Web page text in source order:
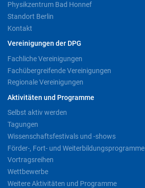
Physikzentrum Bad Honnef
Standort Berlin
Kontakt
Vereinigungen der DPG
Fachliche Vereinigungen
Fachübergreifende Vereinigungen
Regionale Vereinigungen
Aktivitäten und Programme
Selbst aktiv werden
Tagungen
Wissenschaftsfestivals und -shows
Förder-, Fort- und Weiterbildungsprogramme
Vortragsreihen
Wettbewerbe
Weitere Aktivitäten und Programme